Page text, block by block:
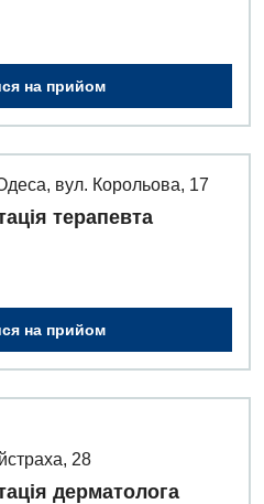
на прийом
вул. Корольова, 17
терапевта
на прийом
28
дерматолога